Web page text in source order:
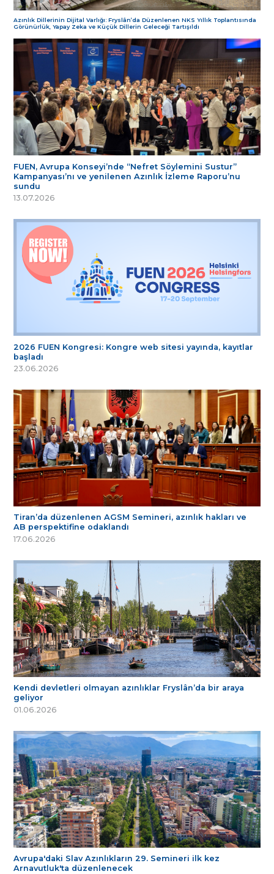
Azınlık Dillerinin Dijital Varlığı: Fryslân’da Düzenlenen NKS Yıllık Toplantısında
Görünürlük, Yapay Zeka ve Küçük Dillerin Geleceği Tartışıldı
FUEN, Avrupa Konseyi’nde “Nefret Söylemini Sustur”
Kampanyası’nı ve yenilenen Azınlık İzleme Raporu’nu
sundu
13.07.2026
2026 FUEN Kongresi: Kongre web sitesi yayında, kayıtlar
başladı
23.06.2026
Tiran’da düzenlenen AGSM Semineri, azınlık hakları ve
AB perspektifine odaklandı
17.06.2026
Kendi devletleri olmayan azınlıklar Fryslân’da bir araya
geliyor
01.06.2026
Avrupa'daki Slav Azınlıkların 29. Semineri ilk kez
Arnavutluk'ta düzenlenecek